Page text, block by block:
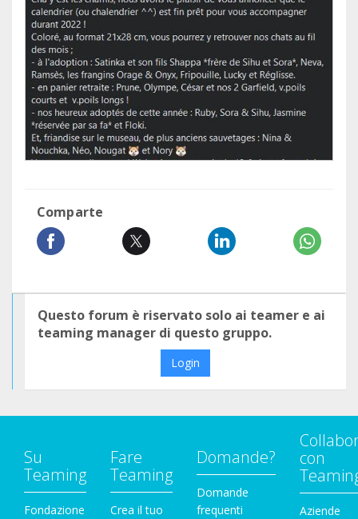
Comparte
Questo forum è riservato solo ai teamer e ai
teaming manager di questo gruppo.
Login
Su
Teaming
Fondazione
Fare
Teaming
Crea il tuo
Domande?
Domande
frequenti
con
Aziende